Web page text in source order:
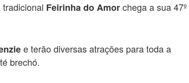
tradicional Feirinha do Amorchega a sua 47º
e terão diversas atrações para toda a
brechó.